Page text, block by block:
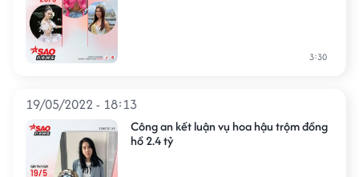
3:30
19/05/2022 - 18:13
Công an kết luận vụ hoa hậu trộm đồng
hồ 2.4 tỷ